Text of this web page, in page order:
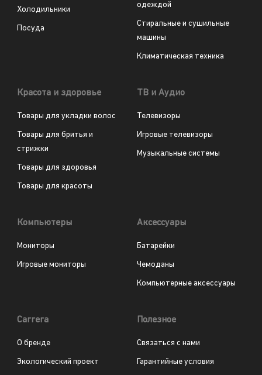
Холодильники
Посуда
одеждой
Стиральные и сушильные
машины
Климатическая техника
Красота и здоровье
Товары для укладки волос
Товары для бритья и
стрижки
Товары для здоровья
Товары для красоты
ТВ и Аудио
Телевизоры
Игровые телевизоры
Музыкальные системы
Компьютеры
Мониторы
Игровые мониторы
Аксессуары
Батарейки
Чемоданы
Компьютерные аксессуары
Carrera
О бренде
Экологический проект
Полезное
Связаться с нами
Гарантийные условия